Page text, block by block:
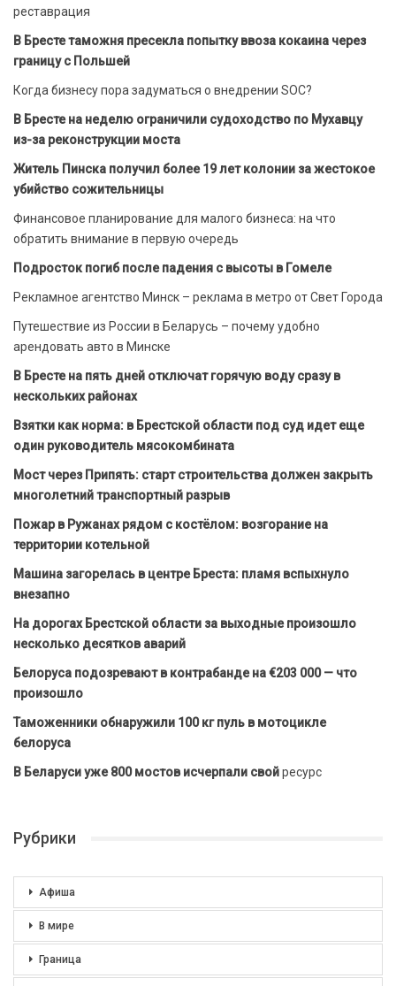
реставрация
В Бресте таможня пресекла попытку ввоза кокаина через
границу с Польшей
Когда бизнесу пора задуматься о внедрении SOC?
В Бресте на неделю ограничили судоходство по Мухавцу
из-за реконструкции моста
Житель Пинска получил более 19 лет колонии за жестокое
убийство сожительницы
Финансовое планирование для малого бизнеса: на что
обратить внимание в первую очередь
Подросток погиб после падения с высоты в Гомеле
Рекламное агентство Минск – реклама в метро от Свет Города
Путешествие из России в Беларусь – почему удобно
арендовать авто в Минске
В Бресте на пять дней отключат горячую воду сразу в
нескольких районах
Взятки как норма: в Брестской области под суд идет еще
один руководитель мясокомбината
Мост через Припять: старт строительства должен закрыть
многолетний транспортный разрыв
Пожар в Ружанах рядом с костёлом: возгорание на
территории котельной
Машина загорелась в центре Бреста: пламя вспыхнуло
внезапно
На дорогах Брестской области за выходные произошло
несколько десятков аварий
Белоруса подозревают в контрабанде на €203 000 — что
произошло
Таможенники обнаружили 100 кг пуль в мотоцикле
белоруса
В Беларуси уже 800 мостов исчерпали свойресурс
Рубрики
Афиша
В мире
Граница